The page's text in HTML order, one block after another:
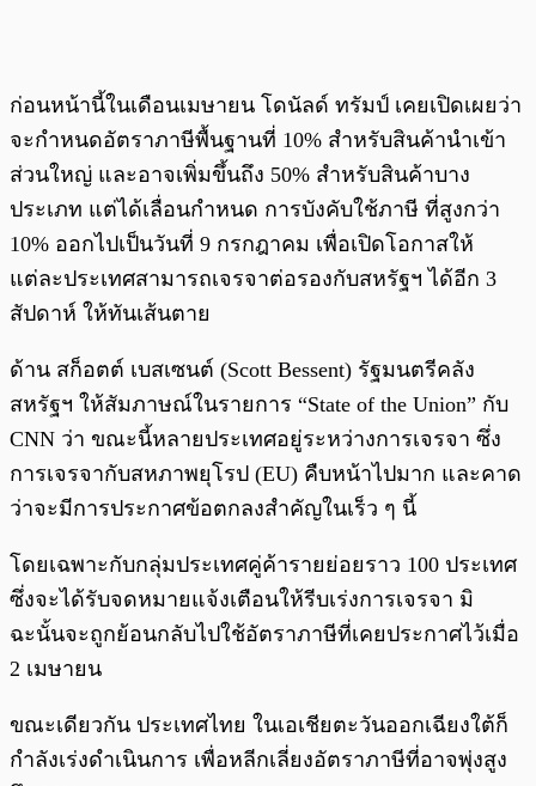
ก่อนหน้านี้ในเดือนเมษายน โดนัลด์ ทรัมป์ เคยเปิดเผยว่า
จะกำหนดอัตราภาษีพื้นฐานที่ 10% สำหรับสินค้านำเข้า
ส่วนใหญ่ และอาจเพิ่มขึ้นถึง 50% สำหรับสินค้าบาง
ประเภท แต่ได้เลื่อนกำหนด การบังคับใช้ภาษี ที่สูงกว่า
10% ออกไปเป็นวันที่ 9 กรกฎาคม เพื่อเปิดโอกาสให้
แต่ละประเทศสามารถเจรจาต่อรองกับสหรัฐฯ ได้อีก 3
สัปดาห์ ให้ทันเส้นตาย
ด้าน สก็อตต์ เบสเซนต์ (Scott Bessent) รัฐมนตรีคลัง
สหรัฐฯ ให้สัมภาษณ์ในรายการ “State of the Union” กับ
CNN ว่า ขณะนี้หลายประเทศอยู่ระหว่างการเจรจา ซึ่ง
การเจรจากับสหภาพยุโรป (EU) คืบหน้าไปมาก และคาด
ว่าจะมีการประกาศข้อตกลงสำคัญในเร็ว ๆ นี้
โดยเฉพาะกับกลุ่มประเทศคู่ค้ารายย่อยราว 100 ประเทศ
ซึ่งจะได้รับจดหมายแจ้งเตือนให้รีบเร่งการเจรจา มิ
ฉะนั้นจะถูกย้อนกลับไปใช้อัตราภาษีที่เคยประกาศไว้เมื่อ
2 เมษายน
ขณะเดียวกัน ประเทศไทย ในเอเชียตะวันออกเฉียงใต้ก็
กำลังเร่งดำเนินการ เพื่อหลีกเลี่ยงอัตราภาษีที่อาจพุ่งสูง